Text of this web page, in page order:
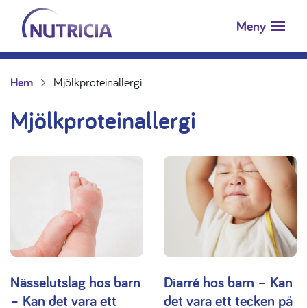
Hoppa till innehåll
Nutricia.se Meny
Hem Mjölkproteinallergi
Mjölkproteinallergi
Nässelutslag hos barn
– Kan det vara ett
Diarré hos barn – Kan
det vara ett tecken på